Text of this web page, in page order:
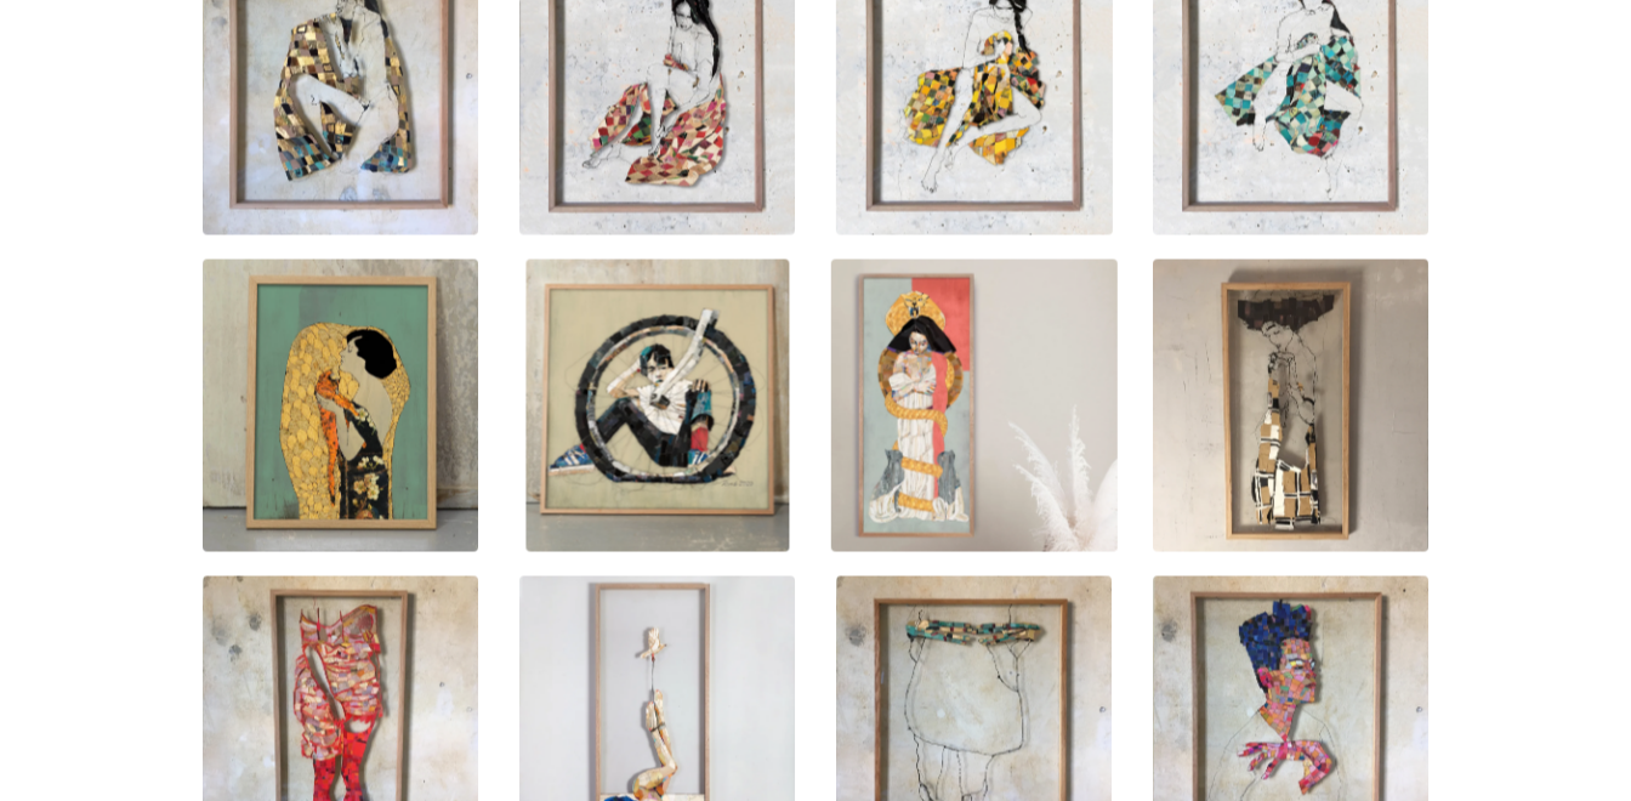
950,00kr 1.000,00kr